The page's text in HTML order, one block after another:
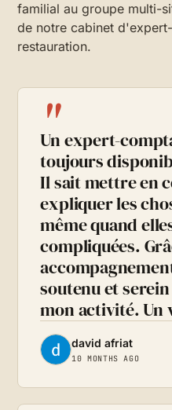
familial au groupe multi-
de notre cabinet
restauration.
"
Un expert-
toujours
Il sait mettre en
expliquer les
même quand
compliquées.
soutenu et
mon activité.
david afriat
10 MONTHS AGO